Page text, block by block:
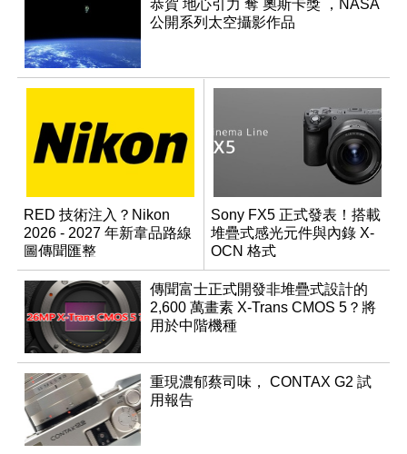
恭賀 地心引力 奪 奧斯卡獎 ，NASA
公開系列太空攝影作品
RED 技術注入？Nikon
2026 - 2027 年新韋品路線
圖傳聞匯整
Sony FX5 正式發表！搭載
堆疊式感光元件與內錄 X-
OCN 格式
傳聞富士正式開發非堆疊式設計的
2,600 萬畫素 X-Trans CMOS 5？將
用於中階機種
重現濃郁蔡司味， CONTAX G2 試
用報告